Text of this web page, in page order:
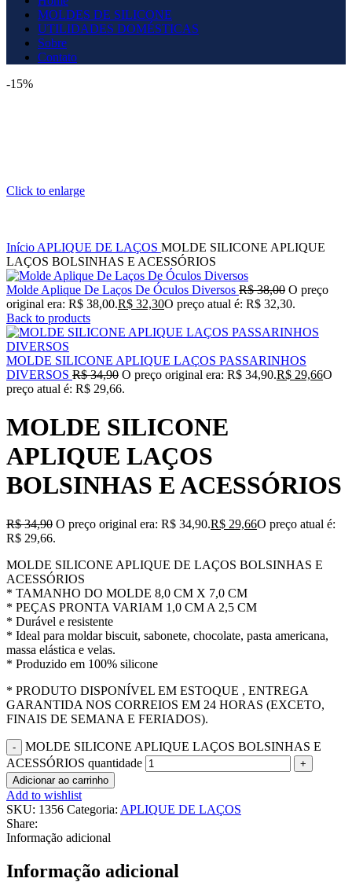
MOLDES DE SILICONE
UTILIDADES DOMÉSTICAS
Sobre
Contato
-15%
Click to enlarge
Início APLIQUE DE LAÇOS MOLDE SILICONE APLIQUE
LAÇOS BOLSINHAS E ACESSÓRIOS
Molde Aplique De Laços De Óculos Diversos R$38,00 O preço
original era: R$ 38,00.R$ 32,30O preço atual é: R$ 32,30.
Back to products
MOLDE SILICONE APLIQUE LAÇOS PASSARINHOS
DIVERSOS R$34,90 O preço original era: R$ 34,90.R$ 29,66O
preço atual é: R$ 29,66.
MOLDE SILICONE
APLIQUE LAÇOS
BOLSINHAS E ACESSÓRIOS
R$34,90 O preço original era: R$ 34,90.R$ 29,66O preço atual é:
R$ 29,66.
MOLDE SILICONE APLIQUE DE LAÇOS BOLSINHAS E
ACESSÓRIOS
* TAMANHO DO MOLDE 8,0 CM X 7,0 CM
* PEÇAS PRONTA VARIAM 1,0 CM A 2,5 CM
* Durável e resistente
* Ideal para moldar biscuit, sabonete, chocolate, pasta americana,
massa elástica e velas.
* Produzido em 100% silicone
* PRODUTO DISPONÍVEL EM ESTOQUE , ENTREGA
GARANTIDA NOS CORREIOS EM 24 HORAS (EXCETO,
FINAIS DE SEMANA E FERIADOS).
MOLDE SILICONE APLIQUE LAÇOS BOLSINHAS E
ACESSÓRIOS quantidade
Adicionar ao carrinho
Add to wishlist
SKU: 1356 Categoria: APLIQUE DE LAÇOS
Share:
Informação adicional
Informação adicional